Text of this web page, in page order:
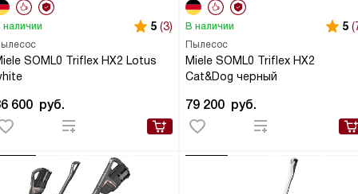
SOML0 Triflex HX2 Lotus
наличии 5 (3)
600 руб.
Пылесос
Miele SOML0 Triflex HX2
Cat&Dog черный
В наличии 5
79 200 руб.